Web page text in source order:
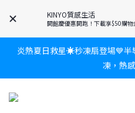
KINYO質感生活
開館慶優惠開跑！下載享$50購物
新會員送$100購物金
爸氣有禮賞🎁全館任2件9折✨
耳機🎀給爸爸
炎熱夏日救星☀️秒凍扇登場💙半
凍，熱
新會員送$100購物金